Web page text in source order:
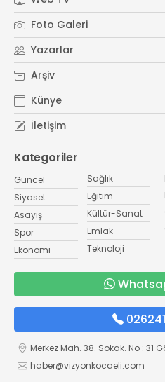
Foto Galeri
Yazarlar
Arşiv
Künye
İletişim
Kategoriler
Güncel
Siyaset
Asayiş
Spor
Ekonomi
Sağlık
Eğitim
Kültür-Sanat
Emlak
Teknoloji
Merkez Mah. 38. Sokak. No : 31
haber@vizyonkocaeli.com